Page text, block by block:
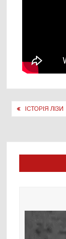
Навігація
ІСТОРІЯ ЛІЗИ